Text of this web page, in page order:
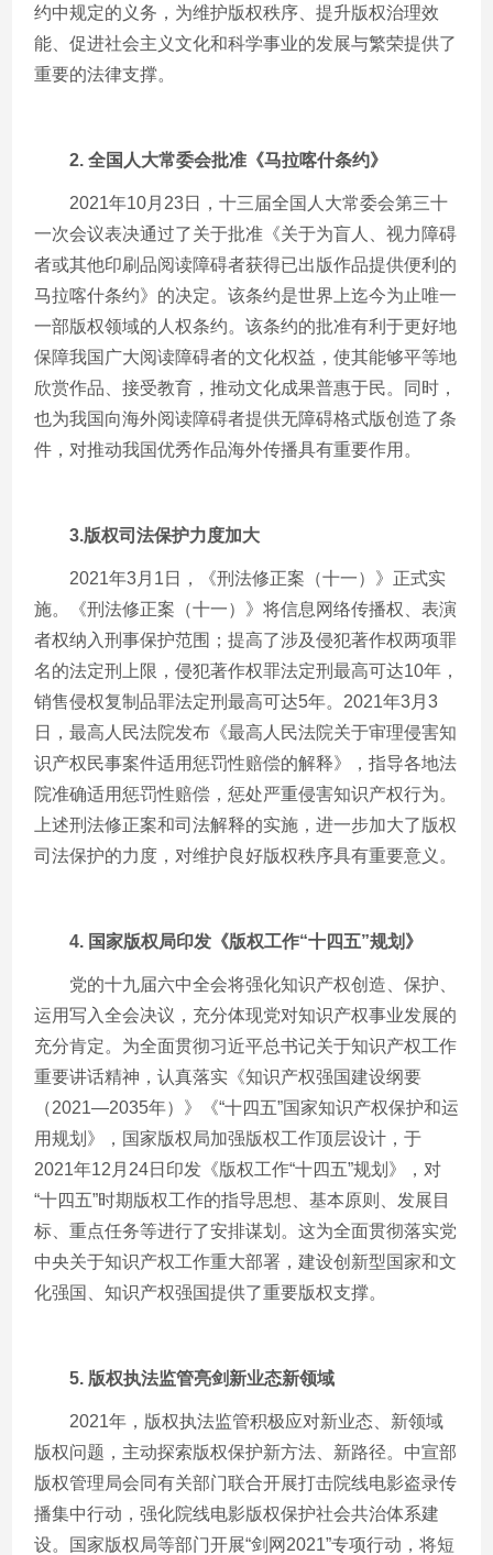
约中规定的义务，为维护版权秩序、提升版权治理效
能、促进社会主义文化和科学事业的发展与繁荣提供了
重要的法律支撑。
2.全国人大常委会批准《马拉喀什条约》
2021年10月 23日，十三届全国人大常委会第三十
一次会议表决通过了关于批准《关于为盲人、视力障碍
者或其他印刷品阅读障碍者获得已出版作品提供便利的
马拉喀什条约》的决定。该条约是世界上迄今为止唯一
一部版权领域的人权条约。该条约的批准有利于更好地
保障我国广大阅读障碍者的文化权益，使其能够平等地
欣赏作品、接受教育，推动文化成果普惠于民。同时，
也为我国向海外阅读障碍者提供无障碍格式版创造了条
件，对推动我国优秀作品海外传播具有重要作用。
3.版权司法保护力度加大
2021年3月 1 日，《刑法修正案（十一）》正式实
施。《刑法修正案（十一）》将信息网络传播权、表演
者权纳入刑事保护范围；提高了涉及侵犯著作权两项罪
名的法定刑上限，侵犯著作权罪法定刑最高可达10年，
销售侵权复制品罪法定刑最高可达5年。 2021年3月 3
日，最高人民法院发布《最高人民法院关于审理侵害知
识产权民事案件适用惩罚性赔偿的解释》，指导各地法
院准确适用惩罚性赔偿，惩处严重侵害知识产权行为。
上述刑法修正案和司法解释的实施，进一步加大了版权
司法保护的力度，对维护良好版权秩序具有重要意义。
4. 国家版权局印发《版权工作“十四五”规划》
党的十九届六中全会将强化知识产权创造、保护、
运用写入全会决议，充分体现党对知识产权事业发展的
充分肯定。为全面贯彻习近平总书记关于知识产权工作
重要讲话精神，认真落实《知识产权强国建设纲要
（2021—2035年）》《“十四五”国家知识产权保护和运
用规划》，国家版权局加强版权工作顶层设计，于
2021年12 月 24日印发《版权工作“十四五”规划》，对
“十四五”时期版权工作的指导思想、基本原则、发展目
标、重点任务等进行了安排谋划。这为全面贯彻落实党
中央关于知识产权工作重大部署，建设创新型国家和文
化强国、知识产权强国提供了重要版权支撑。
5. 版权执法监管亮剑新业态新领域
2021年，版权执法监管积极应对新业态、新领域
版权问题，主动探索版权保护新方法、新路径。中宣部
版权管理局会同有关部门联合开展打击院线电影盗录传
播集中行动，强化院线电影版权保护社会共治体系建
设。国家版权局等部门开展“剑网 2021”专项行动，将短